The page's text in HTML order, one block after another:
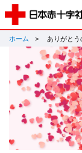
ホーム ありがとう